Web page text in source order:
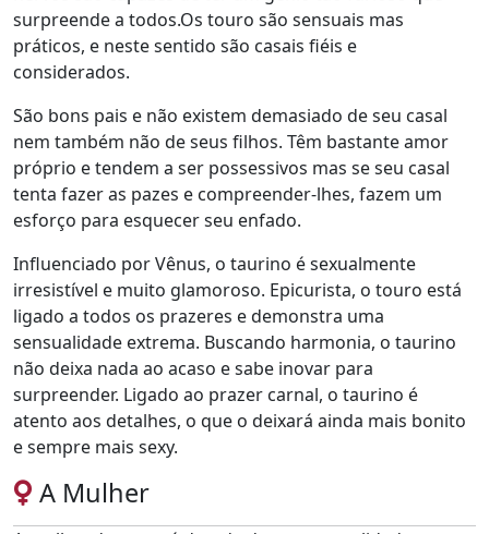
surpreende a todos.Os touro são sensuais mas
práticos, e neste sentido são casais fiéis e
considerados.
São bons pais e não existem demasiado de seu casal
nem também não de seus filhos. Têm bastante amor
próprio e tendem a ser possessivos mas se seu casal
tenta fazer as pazes e compreender-lhes, fazem um
esforço para esquecer seu enfado.
Influenciado por Vênus, o taurino é sexualmente
irresistível e muito glamoroso. Epicurista, o touro está
ligado a todos os prazeres e demonstra uma
sensualidade extrema. Buscando harmonia, o taurino
não deixa nada ao acaso e sabe inovar para
surpreender. Ligado ao prazer carnal, o taurino é
atento aos detalhes, o que o deixará ainda mais bonito
e sempre mais sexy.
A Mulher